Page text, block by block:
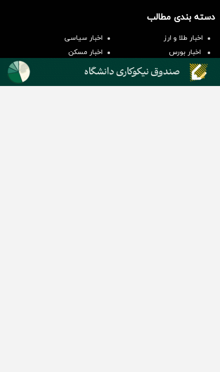
سرمایه گذاری
دسته بندی مطالب
اخبار طلا و ارز
اخبار سیاسی
اخبار بورس
اخبار مسکن
اخبار خودرو
اخبار تکنولوژی
اخبار تولید و تجارت